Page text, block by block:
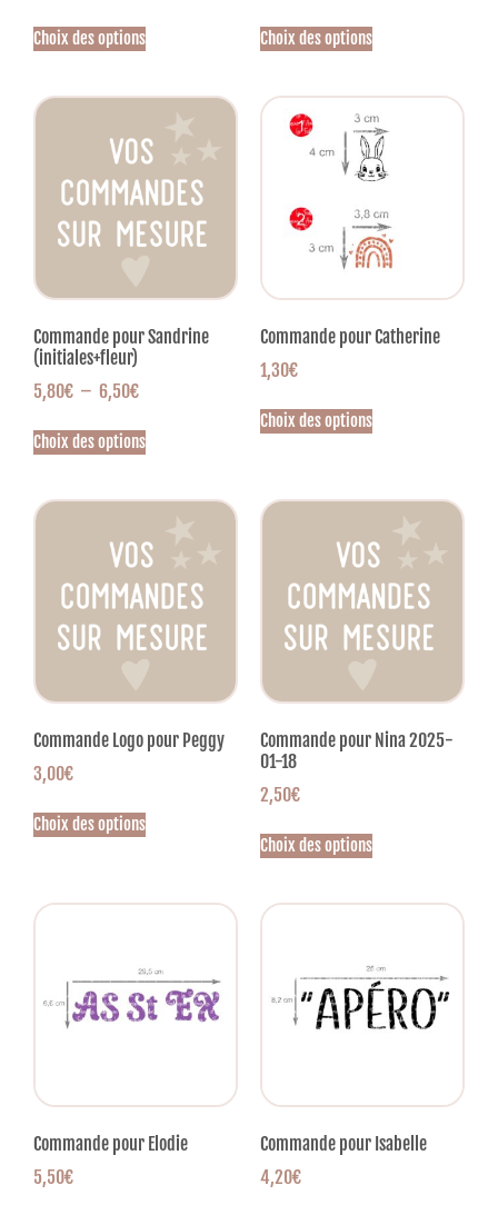
Choix des options Choix des options
Commande pour Sandrine
(initiales+fleur)
5,80€ – 6,50€
Choix des options
Commande pour Catherine
1,30€
Choix des options
Commande Logo pour Peggy
3,00€
Choix des options
Commande pour Nina 2025-
01-18
2,50€
Choix des options
Commande pour Elodie
5,50€
Commande pour Isabelle
4,20€